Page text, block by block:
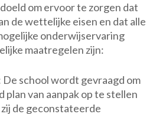
om ervoor te zorgen dat
de wettelijke eisen en dat alle
onderwijservaring
maatregelen zijn:
De school wordt gevraagd om
plan van aanpak op te stellen
de geconstateerde